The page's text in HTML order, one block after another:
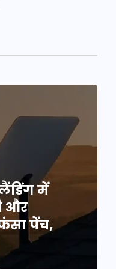
में
और
पेंच,